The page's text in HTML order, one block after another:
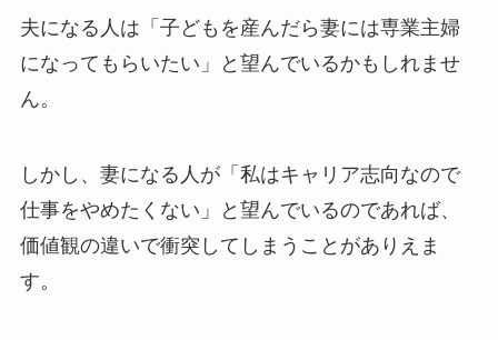
夫になる人は「子どもを産んだら妻には専業主婦
になってもらいたい」と望んでいるかもしれませ
ん。
しかし、妻になる人が「私はキャリア志向なので
仕事をやめたくない」と望んでいるのであれば、
価値観の違いで衝突してしまうことがありえま
す。